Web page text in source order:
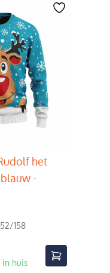
het
-
158
in huis